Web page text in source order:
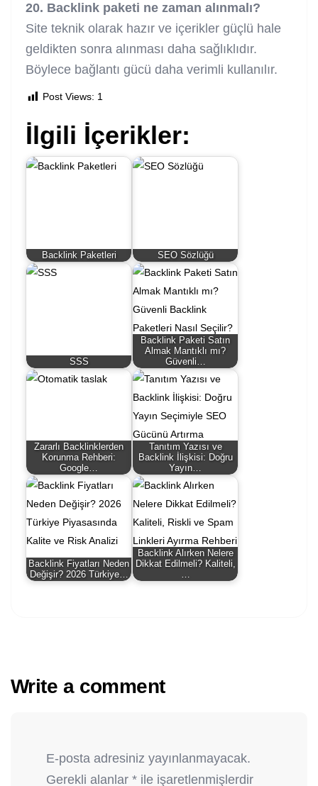
20. Backlink paketi ne zaman alınmalı?
Site teknik olarak hazır ve içerikler güçlü hale
geldikten sonra alınması daha sağlıklıdır.
Böylece bağlantı gücü daha verimli kullanılır.
Post Views: 1
İlgili İçerikler:
Backlink Paketleri SEO Sözlüğü
SSS
Backlink Paketi Satın
Almak Mantıklı mı?
Güvenli…
Zararlı Backlinklerden
Korunma Rehberi:
Google…
Tanıtım Yazısı ve
Backlink İlişkisi: Doğru
Yayın…
Backlink Fiyatları Neden
Değişir? 2026 Türkiye…
Backlink Alırken Nelere
Dikkat Edilmeli? Kaliteli,
Write a comment
E-posta adresiniz yayınlanmayacak.
Gerekli alanlar * ile işaretlenmişlerdir